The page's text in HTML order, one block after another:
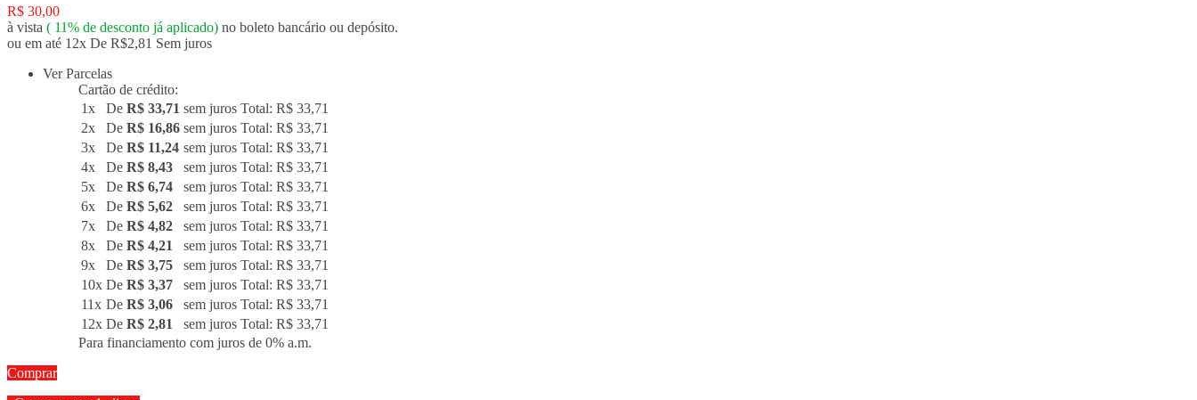
R$ 30,00
à vista ( 11% de desconto já aplicado) no boleto bancário ou depósito.
ou em até 12x De R$2,81 Sem juros
Ver Parcelas
Cartão de crédito:
1x
De R$ 33,71 sem juros Total: R$ 33,71
2x
De R$ 16,86 sem juros Total: R$ 33,71
3x
De R$ 11,24 sem juros Total: R$ 33,71
4x
De R$ 8,43 sem juros Total: R$ 33,71
5x
De R$ 6,74 sem juros Total: R$ 33,71
6x
De R$ 5,62 sem juros Total: R$ 33,71
7x
De R$ 4,82 sem juros Total: R$ 33,71
8x
De R$ 4,21 sem juros Total: R$ 33,71
9x
De R$ 3,75 sem juros Total: R$ 33,71
10x De R$ 3,37 sem juros Total: R$ 33,71
11x De R$ 3,06 sem juros Total: R$ 33,71
12x De R$ 2,81 sem juros Total: R$ 33,71
Para financiamento com juros de 0% a.m.
Comprar